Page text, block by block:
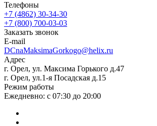
Телефоны
+7 (4862) 30-34-30
+7 (800) 700-03-03
Заказать звонок
E-mail
DCnaMaksimaGorkogo@helix.ru
Адрес
г. Орел, ул. Максима Горького д.47
г. Орел, ул.1-я Посадская д.15
Режим работы
Ежедневно: с 07:30 до 20:00